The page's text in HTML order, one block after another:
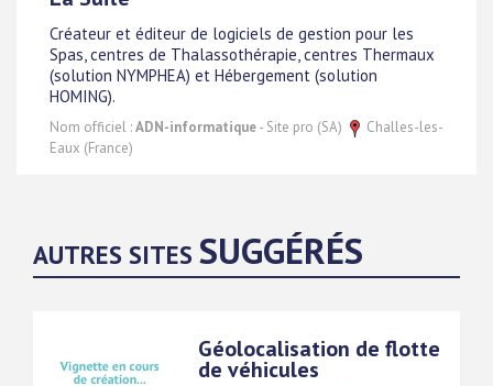
Créateur et éditeur de logiciels de gestion pour les
Spas, centres de Thalassothérapie, centres Thermaux
(solution NYMPHEA) et Hébergement (solution
HOMING).
Nom officiel :ADN-informatique- Site pro (SA)
Challes-les-
Eaux (France)
AUTRES SITES SUGGÉRÉS
Géolocalisation de flotte
de véhicules